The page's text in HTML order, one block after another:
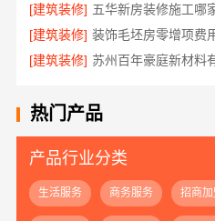
[建筑装修]
[建筑装修]
[建筑装修] 苏州百年豪庭新材料
热门产品
产品行业分类
生活服务 商务服务 招商加